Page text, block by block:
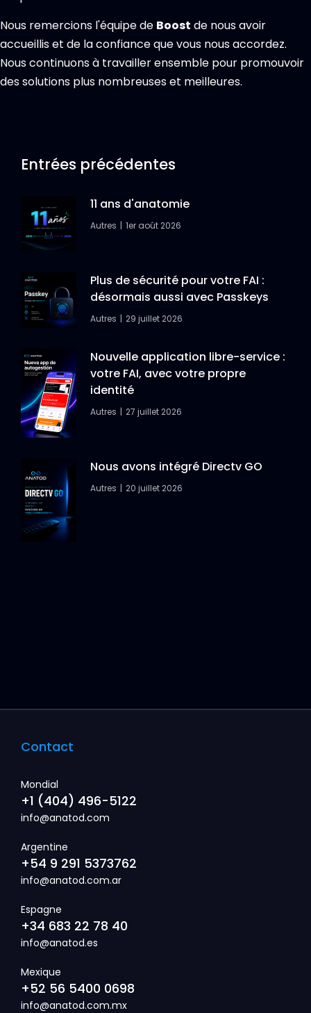
Nous remercions l'équipe de Boost de nous avoir
accueillis et de la confiance que vous nous accordez.
Nous continuons à travailler ensemble pour promouvoir
des solutions plus nombreuses et meilleures.
Entrées précédentes
11 ans d'anatomie
Autres 1er août 2026
Plus de sécurité pour votre FAI :
désormais aussi avec Passkeys
Autres 29 juillet 2026
Nouvelle application libre-service :
votre FAI, avec votre propre
identité
Autres 27 juillet 2026
Nous avons intégré Directv GO
Autres 20 juillet 2026
Contact
Mondial
+1 (404) 496-5122
info@anatod.com
Argentine
+54 9 291 5373762
info@anatod.com.ar
Espagne
+34 683 22 78 40
info@anatod.es
Mexique
+52 56 5400 0698
info@anatod.com.mx